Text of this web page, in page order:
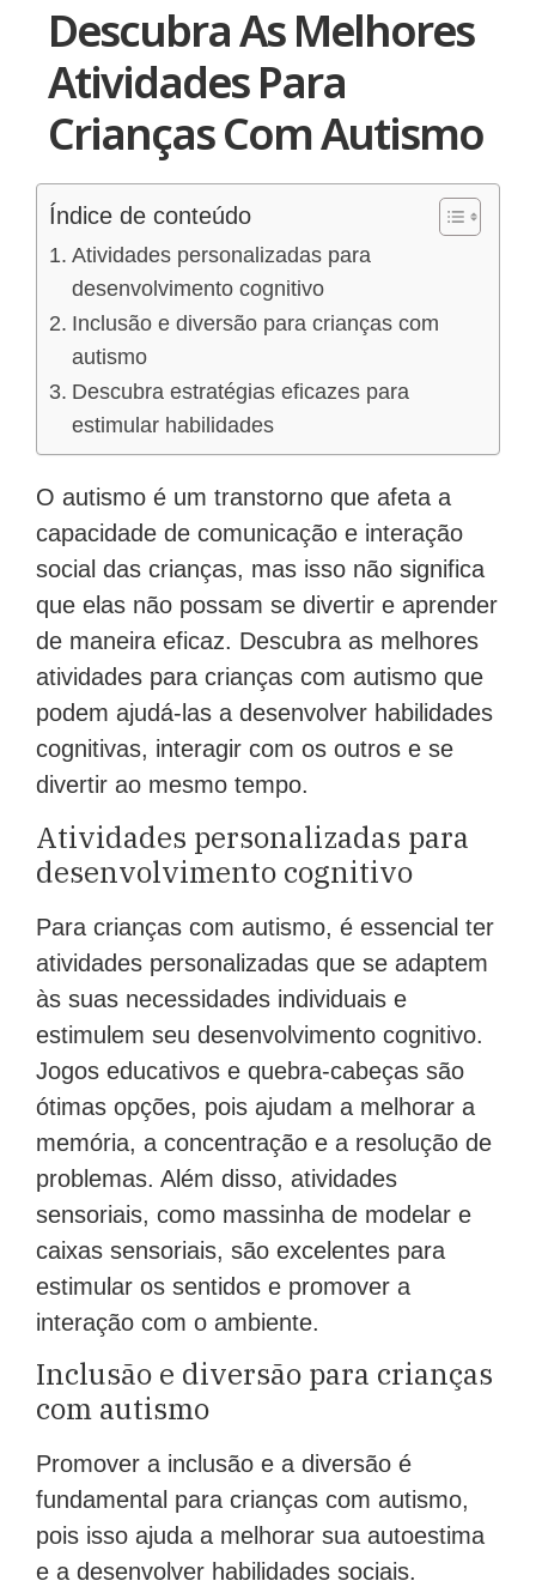
Descubra As Melhores
Atividades Para
Crianças Com Autismo
Índice de conteúdo
Atividades personalizadas para
desenvolvimento cognitivo
Inclusão e diversão para crianças com
autismo
Descubra estratégias eficazes para
estimular habilidades
O autismo é um transtorno que afeta a
capacidade de comunicação e interação
social das crianças, mas isso não significa
que elas não possam se divertir e aprender
de maneira eficaz. Descubra as melhores
atividades para crianças com autismo que
podem ajudá-las a desenvolver habilidades
cognitivas, interagir com os outros e se
divertir ao mesmo tempo.
Atividades personalizadas para
desenvolvimento cognitivo
Para crianças com autismo, é essencial ter
atividades personalizadas que se adaptem
às suas necessidades individuais e
estimulem seu desenvolvimento cognitivo.
Jogos educativos e quebra-cabeças são
ótimas opções, pois ajudam a melhorar a
memória, a concentração e a resolução de
problemas. Além disso, atividades
sensoriais, como massinha de modelar e
caixas sensoriais, são excelentes para
estimular os sentidos e promover a
interação com o ambiente.
Inclusão e diversão para crianças
com autismo
Promover a inclusão e a diversão é
fundamental para crianças com autismo,
pois isso ajuda a melhorar sua autoestima
e a desenvolver habilidades sociais.